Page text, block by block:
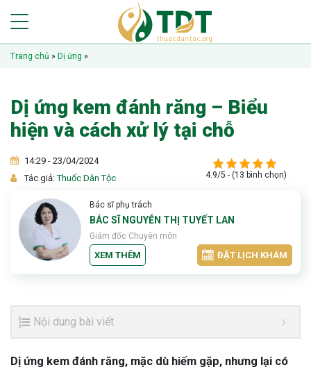
Trang chủ » Dị ứng »
Dị ứng kem đánh răng – Biểu
hiện và cách xử lý tại chỗ
14:29 - 23/04/2024
Tác giả:Thuốc Dân Tộc 4.9/5 - (13 bình chọn)
Bác sĩ phụ trách
BÁC SĨ NGUYỄN THỊ TUYẾT LAN
Giám đốc Chuyên môn
XEM THÊM ĐẶT LỊCH KHÁM
Nội dung bài viết
Dị ứng kem đánh răng, mặc dù hiếm gặp, nhưng lại có